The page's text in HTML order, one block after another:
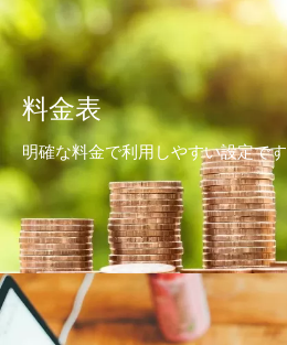
料金表
明確な料金で利用しやすい設定です